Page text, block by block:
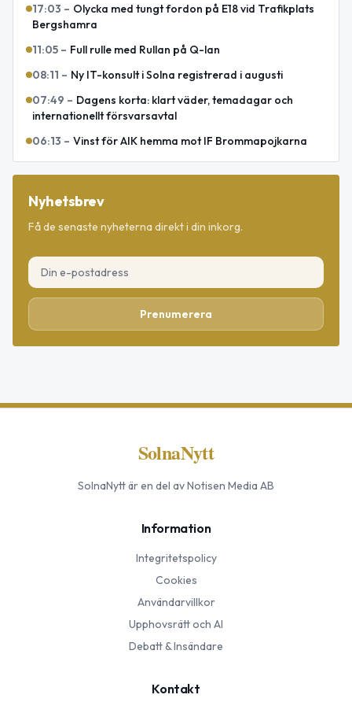
17:03 – Olycka med tungt fordon på E18 vid Trafikplats
Bergshamra
11:05 – Full rulle med Rullan på Q-lan
08:11 – Ny IT-konsult i Solna registrerad i augusti
07:49 – Dagens korta: klart väder, temadagar och
internationellt försvarsavtal
06:13 – Vinst för AIK hemma mot IF Brommapojkarna
Nyhetsbrev
Få de senaste nyheterna direkt i din inkorg.
Prenumerera
SolnaNytt
SolnaNyttär en del av Notisen Media AB
Information
Integritetspolicy
Cookies
Användarvillkor
Upphovsrätt och AI
Debatt & Insändare
Kontakt